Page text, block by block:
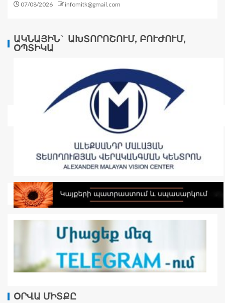
07/08/2026 infomitk@gmail.com
ԱԿՆԱՅԻՆ` ԱԽՏՈՐՈՇՈՒՄ, ԲՈՒԺՈՒՄ,
ՕՊՏԻԿԱ
ՕՐՎԱ ՄԻՏՔԸ